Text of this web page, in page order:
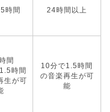
時間 24時間以上
間
時間
生が可
10分で1.5時間
の音楽再生が可
能